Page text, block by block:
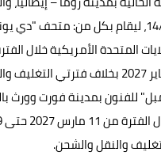
اختتامها في 14/6/2026، ليقام بكل من: متحف
يوليو 2026 حتى 31 يناير 2027 بخلاف فترتي
للفنون بمدينة فورت وورث